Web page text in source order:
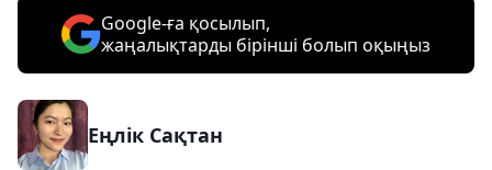
Google-ға қосылып,
жаңалықтарды бірінші болып оқыңыз
Еңлік Сақтан